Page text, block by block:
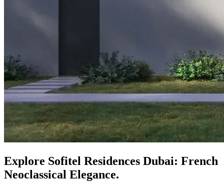
Explore Sofitel Residences Dubai: French
Neoclassical Elegance.